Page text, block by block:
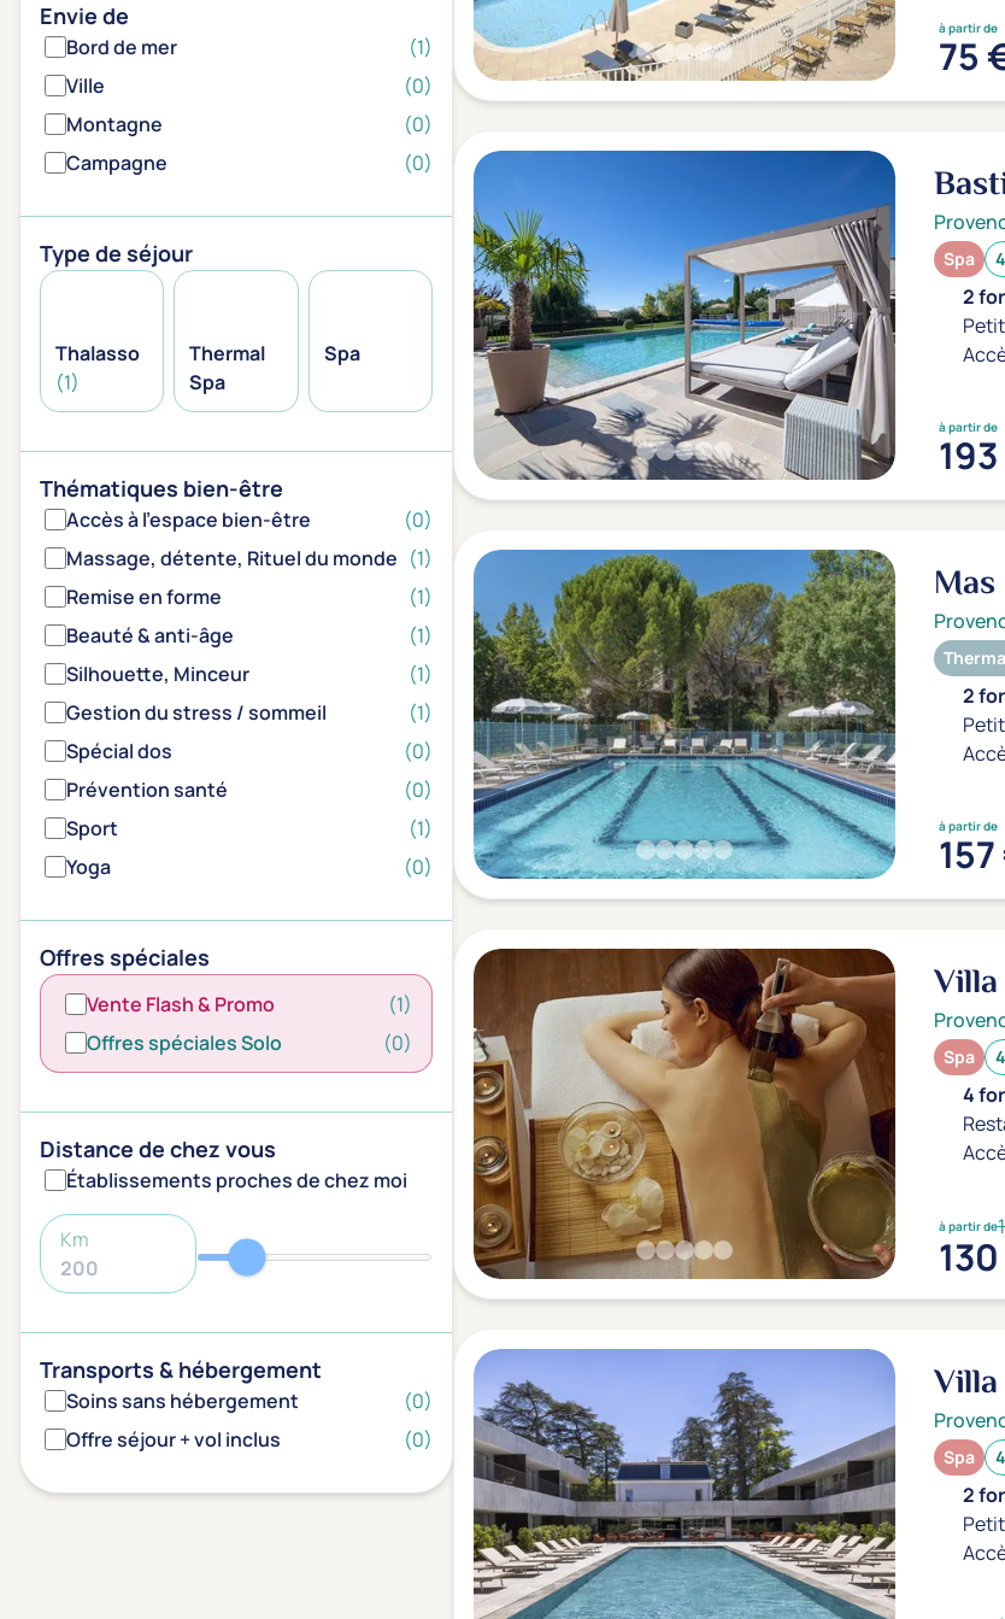
Envie de
Bord de mer
(1)
Ville
(0)
Montagne
(0)
Campagne
(0)
Type de séjour
Thalasso
(1)
Thermal
Spa
Spa
Thématiques bien-être
Accès à l'espace bien-être
(0)
Massage, détente, Rituel du monde (1)
Remise en forme
(1)
Beauté & anti-âge
(1)
Silhouette, Minceur
(1)
Gestion du stress / sommeil
(1)
Spécial dos
(0)
Prévention santé
(0)
Sport
(1)
Yoga
(0)
Offres spéciales
Vente Flash & Promo
(1)
Offres spéciales Solo
(0)
Distance de chez vous
Établissements proches de chez moi
Km
Transports & hébergement
Soins sans hébergement
(0)
Offre séjour + vol inclus
(0)
à partir de
75
Spa
2
à partir de
2
à partir de
Spa
4
à partir de
Spa
2